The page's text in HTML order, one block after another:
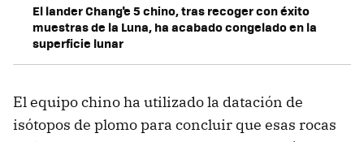
El lander Chang'e 5 chino, tras recoger con éxito
muestras de la Luna, ha acabado congelado en la
superficie lunar
El equipo chino ha utilizado la datación de
isótopos de plomo para concluir que esas rocas